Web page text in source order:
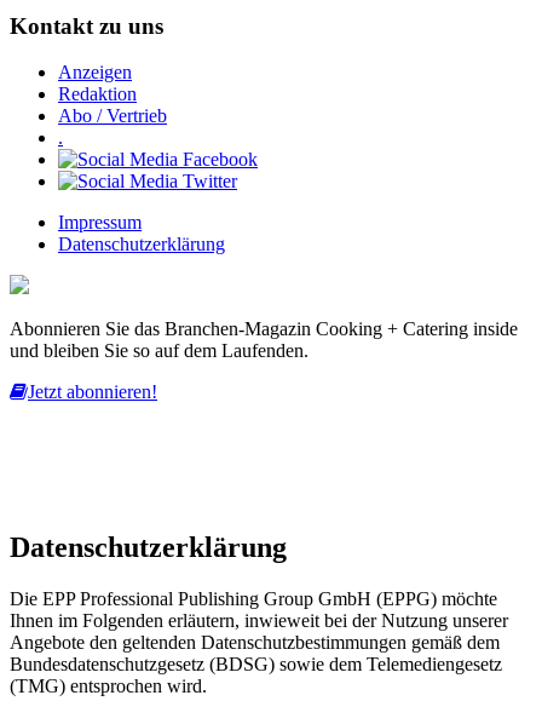
Kontakt zu uns
Anzeigen
Redaktion
Abo / Vertrieb
.
Impressum
Datenschutzerklärung
Abonnieren Sie das Branchen-Magazin Cooking + Catering inside
und bleiben Sie so auf dem Laufenden.
Jetzt abonnieren!
Datenschutzerklärung
Die EPP Professional Publishing Group GmbH (EPPG) möchte
Ihnen im Folgenden erläutern, inwieweit bei der Nutzung unserer
Angebote den geltenden Datenschutzbestimmungen gemäß dem
Bundesdatenschutzgesetz (BDSG) sowie dem Telemediengesetz
(TMG) entsprochen wird.